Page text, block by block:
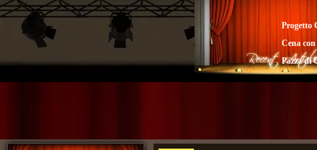
Progetto
Cena
Pazza di